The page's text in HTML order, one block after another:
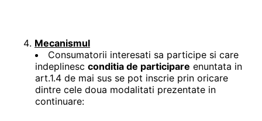
Mecanismul
Consumatorii interesati sa participe si care
indeplinesc conditia de participare enuntata in
art.1.4 de mai sus se pot inscrie prin oricare
dintre cele doua modalitati prezentate in
continuare: